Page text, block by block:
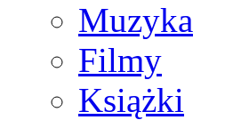
Muzyka
Filmy
Książki